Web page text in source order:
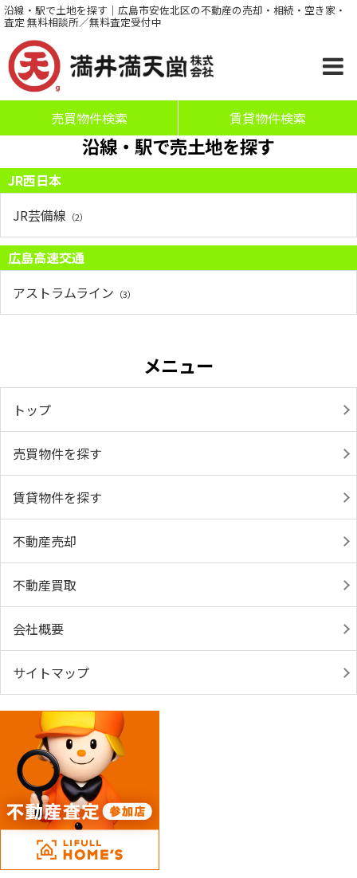
沿線・駅で土地を探す｜広島市安佐北区の不動産の売却・相続・空き家・
査定 無料相談所／無料査定受付中
売買物件検索 賃貸物件検索
沿線・駅で売土地を探す
JR西日本
JR芸備線 （2）
広島高速交通
アストラムライン （3）
メニュー
トップ
売買物件を探す
賃貸物件を探す
不動産売却
不動産買取
会社概要
サイトマップ